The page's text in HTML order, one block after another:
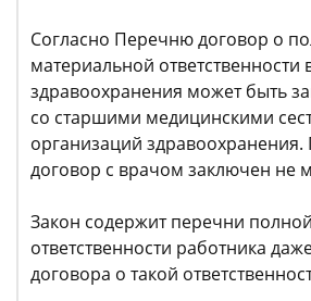
Согласно Перечню договор о
материальной ответственности
здравоохранения может быть
со старшими медицинскими
организаций
договор с врачом заключен не
Закон содержит перечни
ответственности работника
договора о такой